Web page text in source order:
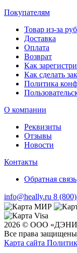
Покупателям
Товар из-за
Доставка
Оплата
Возврат
Как
Как сделать
Политика
О компании
Реквизиты
Отзывы
Новости
Контакты
Обратная связь
info@heally.ru 8
2026 © ООО
Все права защищены
Карта сайта